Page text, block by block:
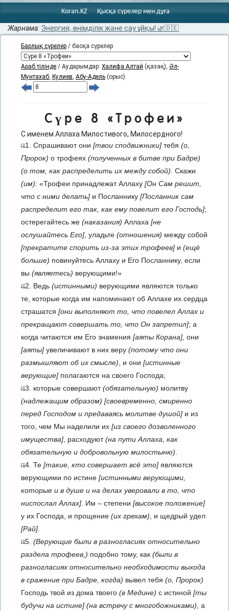
Koran.KZ Қысқа сүрелер мен дұға
Жарнама: Энергия, өнімділік және сау ұйқы! 🌿🇩🇪
Барлық сүрелер / басқа сүрелер
Араб тілінде / Аударымдар: Халифа Алтай (қазақ), Әл-
Мунтахаб, Кулиев, Абу-Адель (орыс)
Сүре 8 «Трофеи»
С именем Аллаха Милостивого, Милосердного!
1. Спрашивают они [твои сподвижники] тебя (о,
Пророк) о трофеях (полученных в битве при Бадре)
(о том, как распределить их между собой) . Скажи
(им): «Трофеи принадлежат Аллаху [Он Сам решит,
что с ними делать] и Посланнику [Посланник сам
распределит его так, как ему повелит его Господь];
остерегайтесь же (наказания) Аллаха [не
ослушайтесь Его] , уладьте (отношения) между собой
[прекратите спорить из-за этих трофеев] и (ещё
больше) повинуйтесь Аллаху и Его Посланнику, если
вы (являетесь) верующими!»
2. Ведь (истинными) верующими являются только
те, которые когда им напоминают об Аллахе их сердца
страшатся [они выполняют то, что повелел Аллах и
прекращают совершать то, что Он запретил]; а
когда читаются им Его знамения [аяты Корана] , они
[аяты] увеличивают в них веру (потому что они
размышляют об их смысле) , и они [истинные
верующие] полагаются на своего Господа;
3. которые совершают(обязательную) молитву
(надлежащим образом) [своевременно, смиренно
перед Господом и предаваясь молитве душой] и из
того, чем Мы наделили их [из своего дозволенного
имущества] , расходуют(на пути Аллаха, как
обязательную и добровольную милостыню)
4. Те [такие, кто совершает всё это] являются
верующими по истине [истинными верующими,
которые и в душе и на делах уверовали в то, что
ниспослал Аллах] . Им – степени [высокое положение]
у их Господа, и прощение (их грехам) , и щедрый удел
[Рай]
5. (Верующие были в разногласиях относительно
раздела трофеев,) подобно тому, как (были в
разногласиях относительно необходимости выхода
в сражение при Бадре, когда) вывел тебя (о, Пророк)
Господь твой из дома твоего (в Медине) с истиной [ты
будучи на истине] (на встречу с многобожниками) , а